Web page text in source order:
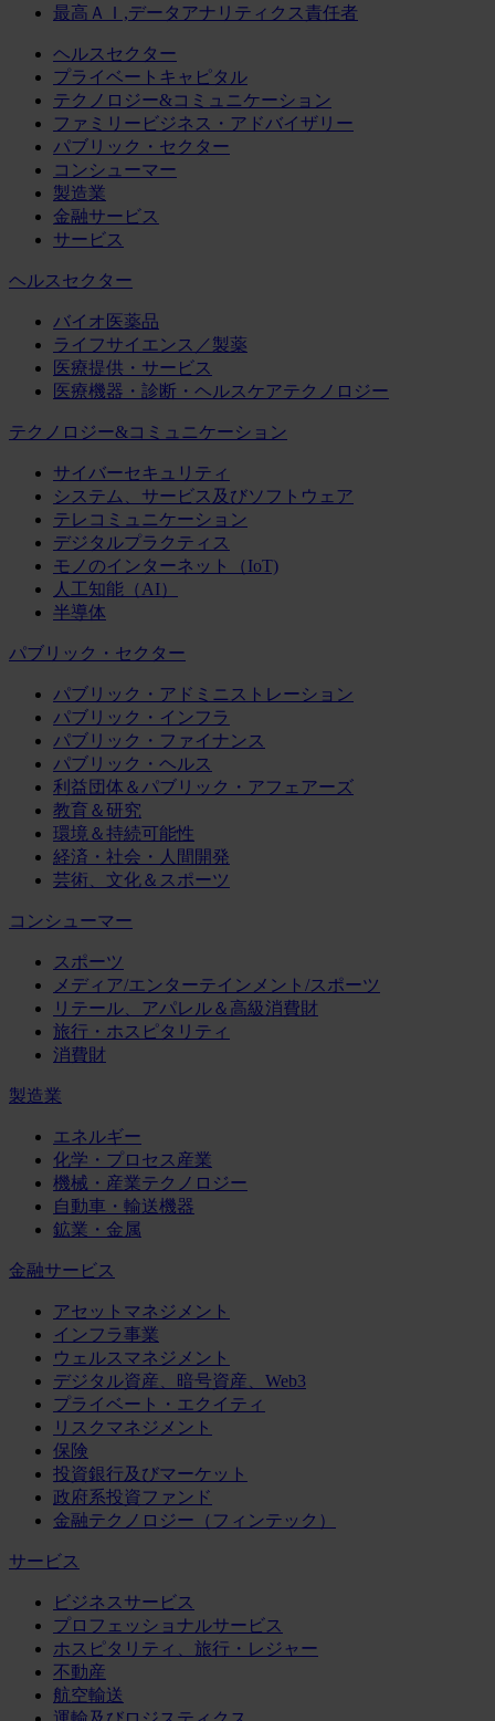
最高ＡＩ,データアナリティクス責任者
ヘルスセクター
プライベートキャピタル
テクノロジー&コミュニケーション
ファミリービジネス・アドバイザリー
パブリック・セクター
コンシューマー
製造業
金融サービス
サービス
ヘルスセクター
バイオ医薬品
ライフサイエンス／製薬
医療提供・サービス
医療機器・診断・ヘルスケアテクノロジー
テクノロジー&コミュニケーション
サイバーセキュリティ
システム、サービス及びソフトウェア
テレコミュニケーション
デジタルプラクティス
モノのインターネット（IoT)
人工知能（AI）
半導体
パブリック・セクター
パブリック・アドミニストレーション
パブリック・インフラ
パブリック・ファイナンス
パブリック・ヘルス
利益団体＆パブリック・アフェアーズ
教育＆研究
環境＆持続可能性
経済・社会・人間開発
芸術、文化＆スポーツ
コンシューマー
スポーツ
メディア/エンターテインメント/スポーツ
リテール、アパレル＆高級消費財
旅行・ホスピタリティ
消費財
製造業
エネルギー
化学・プロセス産業
機械・産業テクノロジー
自動車・輸送機器
鉱業・金属
金融サービス
アセットマネジメント
インフラ事業
ウェルスマネジメント
デジタル資産、暗号資産、Web3
プライベート・エクイティ
リスクマネジメント
保険
投資銀行及びマーケット
政府系投資ファンド
金融テクノロジー（フィンテック）
サービス
ビジネスサービス
プロフェッショナルサービス
ホスピタリティ、旅行・レジャー
不動産
航空輸送